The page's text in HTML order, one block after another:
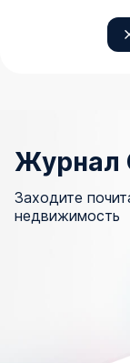
Журнал
Заходите
недвижимость